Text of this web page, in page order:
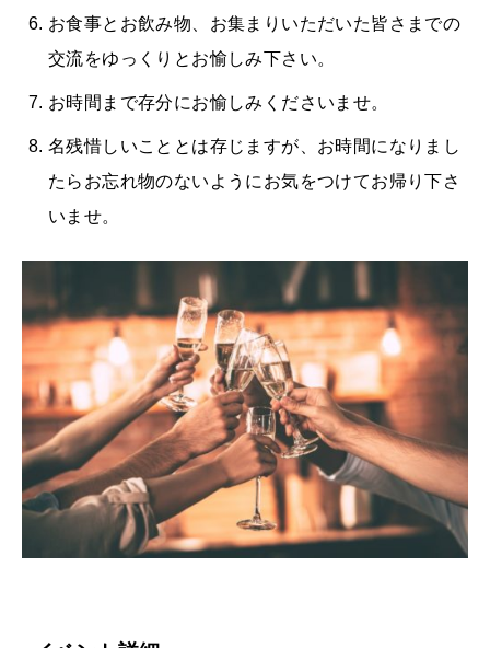
お食事とお飲み物、お集まりいただいた皆さまでの
交流をゆっくりとお愉しみ下さい。
お時間まで存分にお愉しみくださいませ。
名残惜しいこととは存じますが、お時間になりまし
たらお忘れ物のないようにお気をつけてお帰り下さ
いませ。